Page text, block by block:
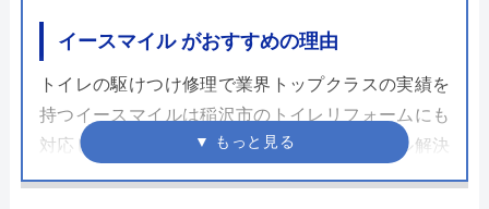
イースマイル がおすすめの理由
トイレの駆けつけ修理で業界トップクラスの実績を
持つイースマイルは稲沢市のトイレリフォームにも
対応しています。これまでの水まわりトラブル解決
の知識や経験は非常に信頼できるものであり、さま